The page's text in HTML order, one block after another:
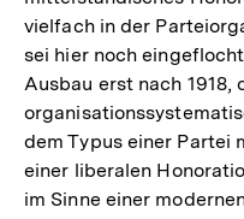
vielfach in der
sei hier noch
Ausbau erst nach 1918,
dem Typus einer Partei
einer liberalen
im Sinne einer